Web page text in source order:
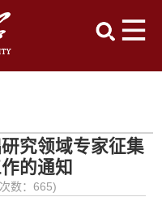
究领域专家征集
的通知
数：665)